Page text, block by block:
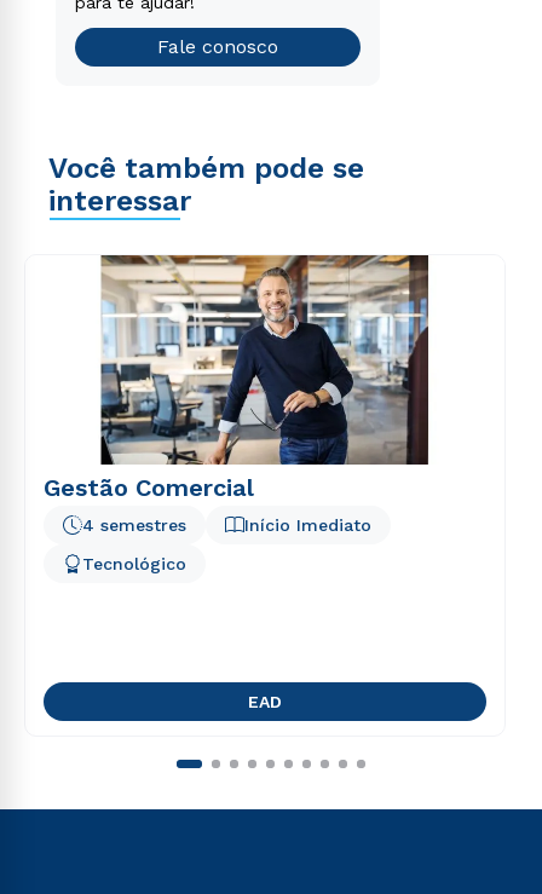
Teste vocacional
Fale conosco
Você também pode se
interessar
Gestão Comercial
Início Imediato
4 semestres
Tecnológico
EAD